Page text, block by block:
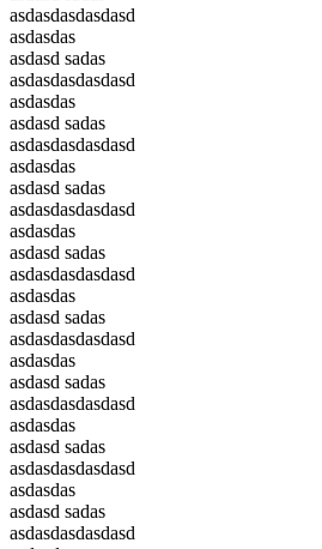
asdasdasdasdasd
asdasdas
asdasd sadas
asdasdasdasdasd
asdasdas
asdasd sadas
asdasdasdasdasd
asdasdas
asdasd sadas
asdasdasdasdasd
asdasdas
asdasd sadas
asdasdasdasdasd
asdasdas
asdasd sadas
asdasdasdasdasd
asdasdas
asdasd sadas
asdasdasdasdasd
asdasdas
asdasd sadas
asdasdasdasdasd
asdasdas
asdasd sadas
asdasdasdasdasd